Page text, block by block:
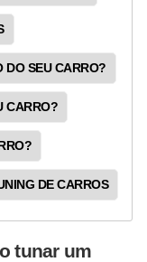
DO SEU CARRO?
CARRO?
DE CARROS
tunar um